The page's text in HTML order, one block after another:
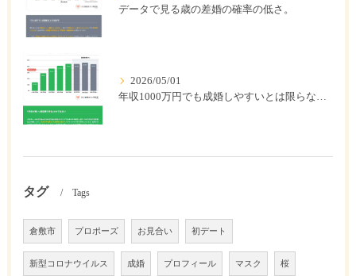
データで見る歳の差婚の確率の低さ。
2026/05/01
年収1000万円でも成婚しやすいとは限らない? 「年収帯別の成婚率」のリアル
タグ Tags
倉敷市 プロポーズ お見合い 初デート
新型コロナウイルス 成婚 プロフィール マスク 桜